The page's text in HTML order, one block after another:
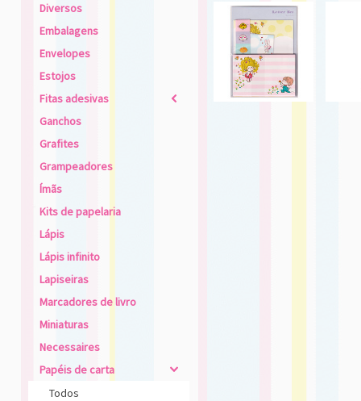
Diversos
Embalagens
Envelopes
Estojos
Fitas adesivas
2
Ganchos
Grafites
Grampeadores
Ímãs
Kits de papelaria
Lápis
Lápis infinito
Lapiseiras
Marcadores de livro
Miniaturas
Necessaires
Papéis de carta
4
Todos